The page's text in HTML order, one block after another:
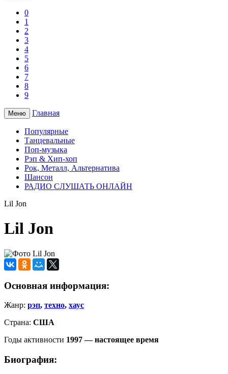
0
1
2
3
4
5
6
7
8
9
Меню Главная
Популярные
Танцевальные
Поп-музыка
Рэп & Хип-хоп
Рок, Металл, Альтернатива
Шансон
РАДИО СЛУШАТЬ ОНЛАЙН
Lil Jon
Lil Jon
Основная информация:
Жанр: рэп, техно, хаус
Страна: США
Годы активности 1997 — настоящее время
Биография: